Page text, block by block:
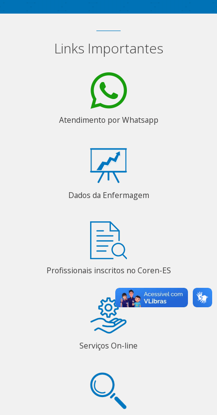
Links Importantes
Atendimento por Whatsapp
Dados da Enfermagem
Profissionais inscritos no Coren-ES
Serviços On-line